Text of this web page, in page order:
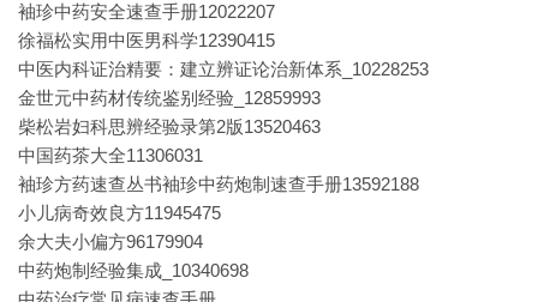
袖珍中药安全速查手册12022207
徐福松实用中医男科学12390415
中医内科证治精要：建立辨证论治新体系_10228253
金世元中药材传统鉴别经验_12859993
柴松岩妇科思辨经验录第2版13520463
中国药茶大全11306031
袖珍方药速查丛书袖珍中药炮制速查手册13592188
小儿病奇效良方11945475
余大夫小偏方96179904
中药炮制经验集成_10340698